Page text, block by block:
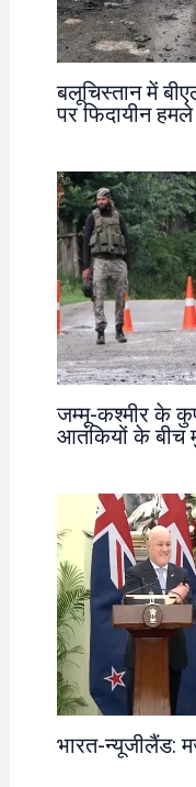
बलूचिस्तान में
पर फिदायीन
जम्मू-कश्मीर के
आतंकियों के बीच
भारत-न्यूजीलैंड: